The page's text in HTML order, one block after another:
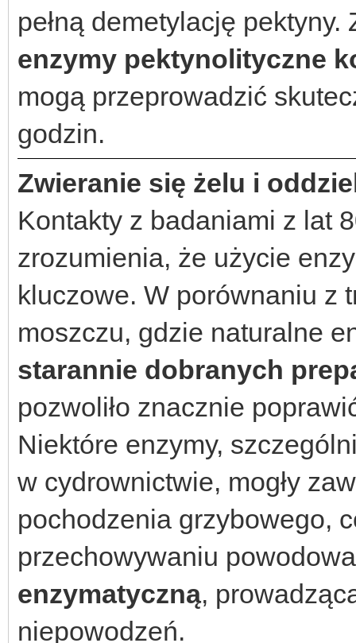
pełną demetylację
enzymy pektynolityczne
mogą przeprowadzić
godzin.
Zwieranie się żelu i
Kontakty z badaniami z lat
zrozumienia, że użycie
kluczowe. W porównaniu z
moszczu, gdzie naturalne
starannie dobranych
pozwoliło znacznie
Niektóre enzymy,
w cydrownictwie, mogły
pochodzenia grzybowego,
przechowywaniu
enzymatyczną,
niepowodzeń.